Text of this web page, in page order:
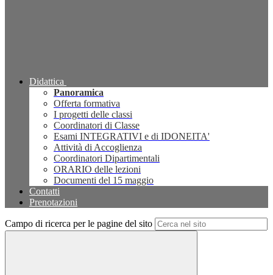
Didattica
Panoramica
Offerta formativa
I progetti delle classi
Coordinatori di Classe
Esami INTEGRATIVI e di IDONEITA'
Attività di Accoglienza
Coordinatori Dipartimentali
ORARIO delle lezioni
Documenti del 15 maggio
Contatti
Prenotazioni
Campo di ricerca per le pagine del sito